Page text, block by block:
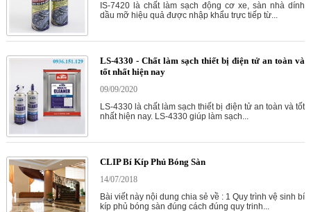
IS-7420 là chất làm sạch động cơ xe, sàn nhà dính
dầu mỡ hiệu quả được nhập khẩu trực tiếp từ...
LS-4330 - Chất làm sạch thiết bị điện tử an toàn và
tốt nhất hiện nay
09/09/2020
LS-4330 là chất làm sạch thiết bị điện tử an toàn và tốt
nhất hiện nay. LS-4330 giúp làm sạch...
CLIP Bí Kíp Phủ Bóng Sàn
14/07/2018
Bài viết này nội dung chia sẻ về : 1 Quy trình vệ sinh bí
kíp phủ bóng sàn đúng cách đúng quy trinh...